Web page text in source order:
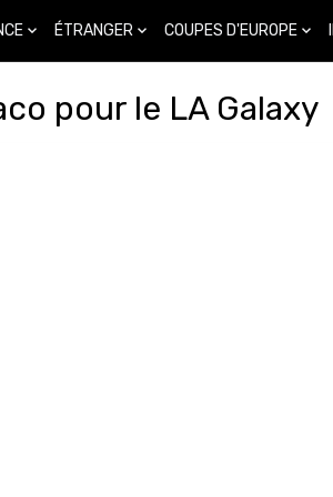
ÉTRANGER COUPES D'EUROPE
pour le LA Galaxy